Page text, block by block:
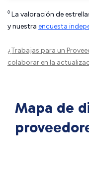
◊ La valoración de
y nuestra encuesta
¿Trabajas para un
colaborar en la
Mapa de